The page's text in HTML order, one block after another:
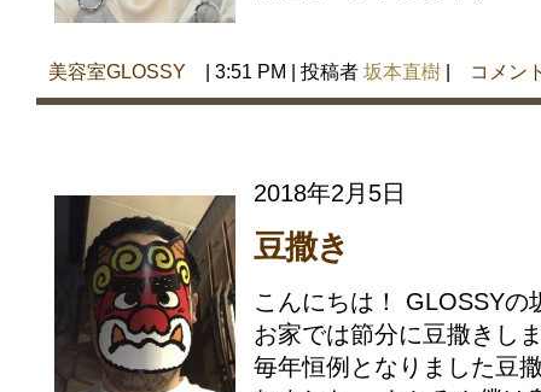
美容室GLOSSY | 3:51 PM | 投稿者 坂本直樹 | コメン
2018年2月5日
豆撒き
こんにちは！ GLOSSYの
お家では節分に豆撒きし
毎年恒例となりました豆